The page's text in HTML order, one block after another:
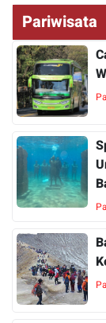
Pariwisata